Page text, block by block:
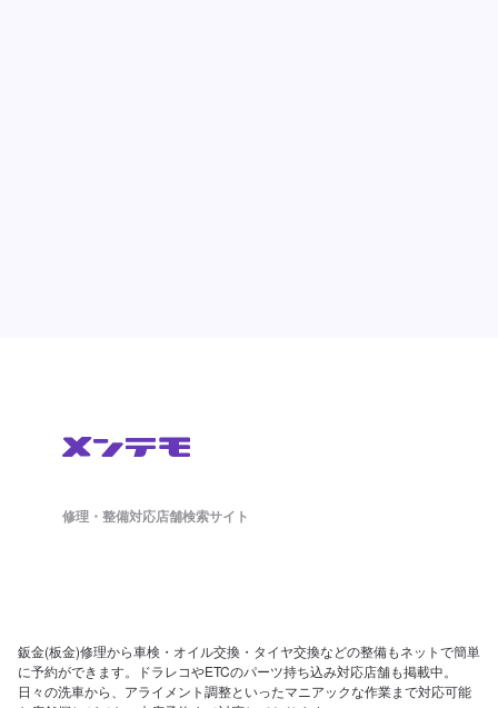
修理・整備対応店舗検索サイト
鈑金(板金)修理から車検・オイル交換・タイヤ交換などの整備もネットで簡単
に予約ができます。ドラレコやETCのパーツ持ち込み対応店舗も掲載中。
日々の洗車から、アライメント調整といったマニアックな作業まで対応可能